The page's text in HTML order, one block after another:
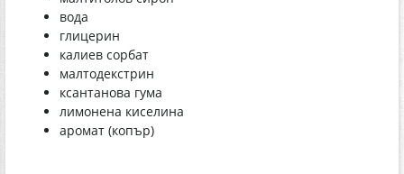
вода
глицерин
калиев сорбат
малтодекстрин
ксантанова гума
лимонена киселина
аромат (копър)